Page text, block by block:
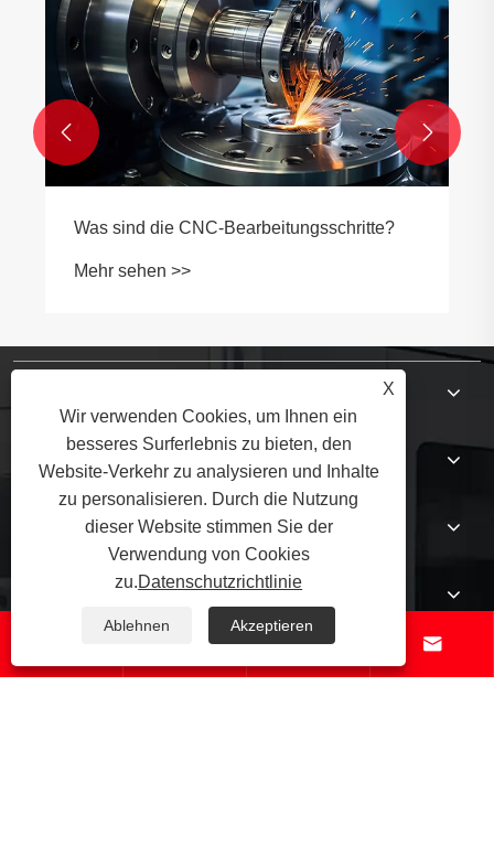
CNC-Bearbeitungsschritte?
eine
Mehr sehen >>
 
Produkte
Nachricht
Kontaktiere uns
 
X
Wir verwenden Cookies, um Ihnen ein
besseres Surferlebnis zu bieten, den
Website-Verkehr zu analysieren und Inhalte
zu personalisieren. Durch die Nutzung
dieser Website stimmen Sie der
Verwendung von Cookies
zu.Datenschutzrichtlinie
Ablehnen Akzeptieren